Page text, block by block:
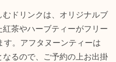
ドリンクは、オリジナルブ
茶やハーブティーがフリー
す。アフタヌーンティーは
るので、ご予約の上お出掛